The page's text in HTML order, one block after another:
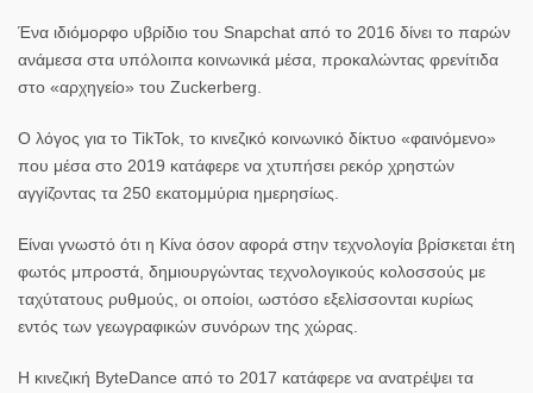
Ένα ιδιόμορφο υβρίδιο του Snapchat από το 2016 δίνει το παρών
ανάμεσα στα υπόλοιπα κοινωνικά μέσα, προκαλώντας φρενίτιδα
στο «αρχηγείο» του Zuckerberg.
Ο λόγος για το TikTok, το κινεζικό κοινωνικό δίκτυο «φαινόμενο»
που μέσα στο 2019 κατάφερε να χτυπήσει ρεκόρ χρηστών
αγγίζοντας τα 250 εκατομμύρια ημερησίως.
Είναι γνωστό ότι η Κίνα όσον αφορά στην τεχνολογία βρίσκεται έτη
φωτός μπροστά, δημιουργώντας τεχνολογικούς κολοσσούς με
ταχύτατους ρυθμούς, οι οποίοι, ωστόσο εξελίσσονται κυρίως
εντός των γεωγραφικών συνόρων της χώρας.
Η κινεζική ByteDance από το 2017 κατάφερε να ανατρέψει τα